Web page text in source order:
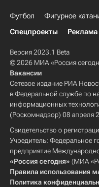
Футбол Фигурное
Спецпроекты
Реклама
Версия 2023.1 Beta
© 2026 МИА «Россия
Вакансии
Сетевое издание РИА
в Федеральной службе по
информационных
(Роскомнадзор) 08 апреля
Свидетельство о
Учредитель: Федеральное
предприятие
«Россия сегодня» (МИА
Правила использования
Политика